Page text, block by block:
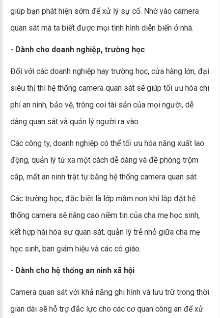
giúp bạn phát hiện sớm để xử lý sự cố. Nhờ vào camera
quan sát mà ta biết được mọi tình hình diễn biến ở nhà.
- Dành cho doanh nghiệp, trường học
Đối với các doanh nghiệp hay trường học, cửa hàng lớn, đại
siêu thị thì hệ thống camera quan sát sẽ giúp tối ưu hóa chi
phí an ninh, bảo vệ, trông coi tài sản của mọi người, dễ
dàng quan sát và quản lý người ra vào.
Các công ty, doanh nghiệp có thể tối ưu hóa năng xuất lao
động, quản lý từ xa một cách dễ dàng và đề phòng trộm
cắp, mất an ninh trật tự bằng hệ thống camera quan sát.
Các trường học, đặc biệt là lớp mầm non khi lắp đặt hệ
thống camera sẽ nâng cao niềm tin của cha mẹ học sinh,
kết hợp hài hòa sự quan sát, quản lý trẻ nhỏ giữa cha mẹ
học sinh, ban giám hiệu và các cô giáo.
- Dành cho hệ thống an ninh xã hội
Camera quan sát với khả năng ghi hình và lưu trữ trong thời
gian dài sẽ hỗ trợ đắc lực cho các cơ quan công an để xử